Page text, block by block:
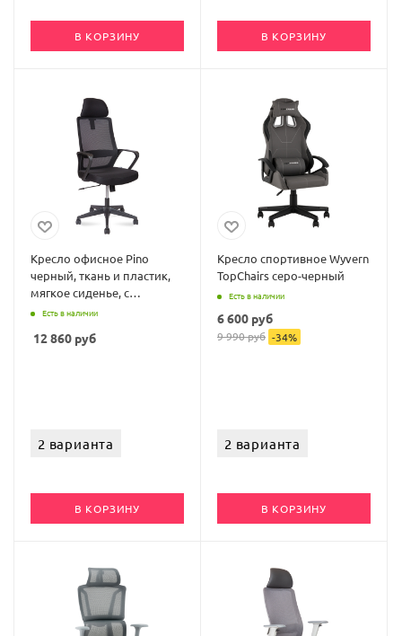
В КОРЗИНУ В КОРЗИНУ
Кресло офисное Pino
черный, ткань и пластик,
мягкое сиденье, с
подлокотниками
Есть в наличии
12 860 руб
2 варианта
В КОРЗИНУ
Кресло спортивное Wyvern
TopChairs серо-черный
Есть в наличии
6 600 руб
9 990руб -34%
2 варианта
В КОРЗИНУ